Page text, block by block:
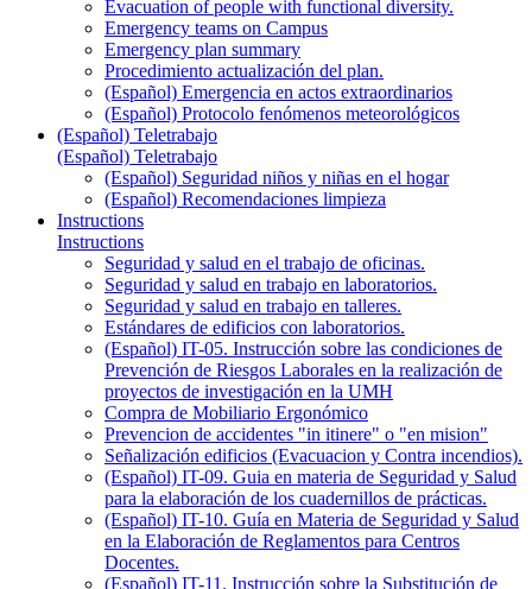
Evacuation of people with functional diversity.
Emergency teams on Campus
Emergency plan summary
Procedimiento actualización del plan.
(Español) Emergencia en actos extraordinarios
(Español) Protocolo fenómenos meteorológicos
(Español) Teletrabajo
(Español) Teletrabajo
(Español) Seguridad niños y niñas en el hogar
(Español) Recomendaciones limpieza
Instructions
Instructions
Seguridad y salud en el trabajo de oficinas.
Seguridad y salud en trabajo en laboratorios.
Seguridad y salud en trabajo en talleres.
Estándares de edificios con laboratorios.
(Español) IT-05. Instrucción sobre las condiciones de
Prevención de Riesgos Laborales en la realización de
proyectos de investigación en la UMH
Compra de Mobiliario Ergonómico
Prevencion de accidentes "in itinere" o "en mision"
Señalización edificios (Evacuacion y Contra incendios).
(Español) IT-09. Guia en materia de Seguridad y Salud
para la elaboración de los cuadernillos de prácticas.
(Español) IT-10. Guía en Materia de Seguridad y Salud
en la Elaboración de Reglamentos para Centros
Docentes.
(Español) IT-11. Instrucción sobre la Substitución de